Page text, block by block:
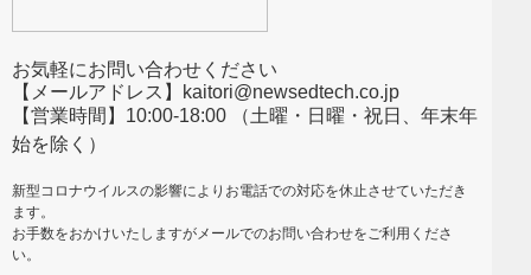
お気軽にお問い合わせください
【メールアドレス】kaitori@newsedtech.co.jp
【営業時間】10:00-18:00 （土曜・日曜・祝日、年末年
始を除く）
新型コロナウイルスの影響によりお電話での対応を休止させていただき
ます。
お手数をおかけいたしますがメールでのお問い合わせをご利用くださ
い。